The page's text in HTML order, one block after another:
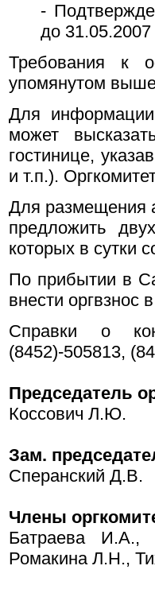
-
до 31.05.2007
Требования к
упомянутом
Для
может
гостинице,
и т.п.).
Для размещения
предложить
которых в сутки
По прибытии в
внести оргвзнос
Справки о
(8452)-505813,
Председатель
Коссович Л.Ю.
Зам.
Сперанский Д.В.
Члены
Батраева
Ромакина Л.Н.,